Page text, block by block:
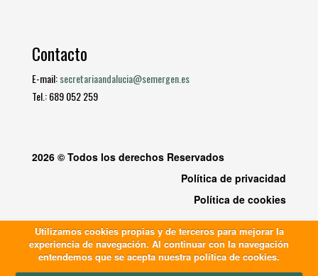
Contacto
E-mail:secretariaandalucia@semergen.es
Tel.: 689 052 259
2026 © Todos los derechos Reservados
Política de privacidad
Política de cookies
Utilizamos cookies propias y de terceros para mejorar la
experiencia de navegación. Al continuar con la navegación
entendemos que se acepta nuestra política de cookies.